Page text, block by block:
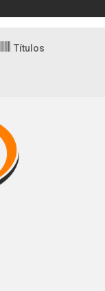
Títulos